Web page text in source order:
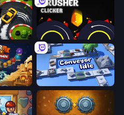
Crusher Clicker
Conveyor Idle